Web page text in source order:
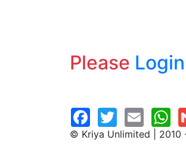
Please Login
© Kriya Unlimited | 2010